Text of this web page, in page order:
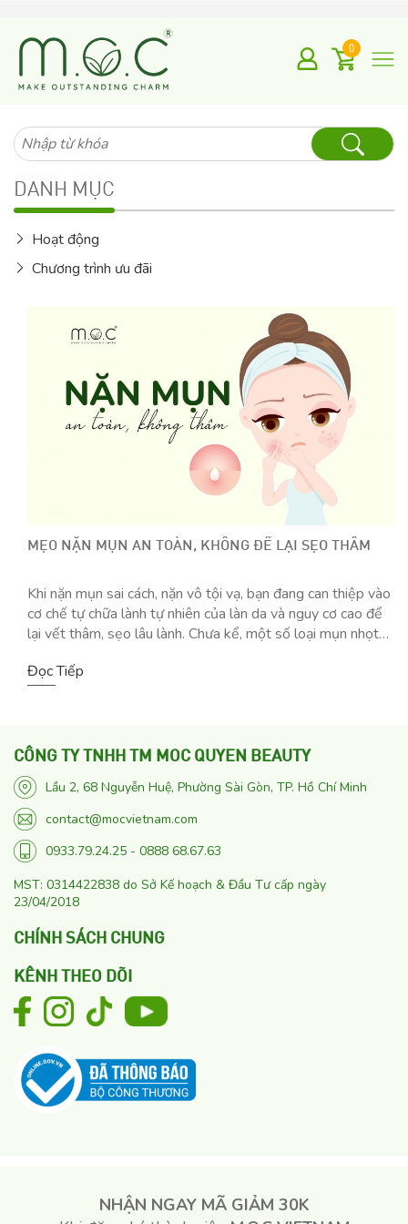
0
Tìm
kiếm
cho:
DANH MỤC
Hoạt động
Chương trình ưu đãi
MẸO NẶN MỤN AN TOÀN, KHÔNG ĐỂ LẠI SẸO THÂM
Khi nặn mụn sai cách, nặn vô tội vạ, bạn đang can thiệp vào
cơ chế tự chữa lành tự nhiên của làn da và nguy cơ cao để
lại vết thâm, sẹo lâu lành. Chưa kể, một số loại mụn nhọt
sẹo vĩnh viễn
Đọc Tiếp
CÔNG TY TNHH TM MOC QUYEN BEAUTY
Lầu 2, 68 Nguyễn Huệ, Phường Sài Gòn, TP. Hồ Chí Minh
contact@mocvietnam.com
0933.79.24.25 - 0888 68.67.63
MST: 0314422838 do Sở Kế hoạch & Đầu Tư cấp ngày
23/04/2018
CHÍNH SÁCH CHUNG
KÊNH THEO DÕI
NHẬN NGAY MÃ GIẢM 30K